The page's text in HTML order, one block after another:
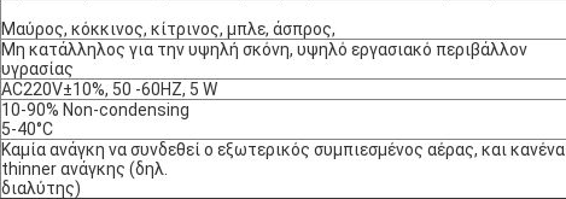
Μαύρος, κόκκινος, κίτρινος, μπλε, άσπρος,
Μη κατάλληλος για την υψηλή σκόνη, υψηλό εργασιακό περιβάλλον
υγρασίας
AC220V±10%, 50 -60HZ, 5 W
10-90% Non-condensing
5-40°C
Καμία ανάγκη να συνδεθεί ο εξωτερικός συμπιεσμένος αέρας, και κανένα
thinner ανάγκης (δηλ.
διαλύτης)